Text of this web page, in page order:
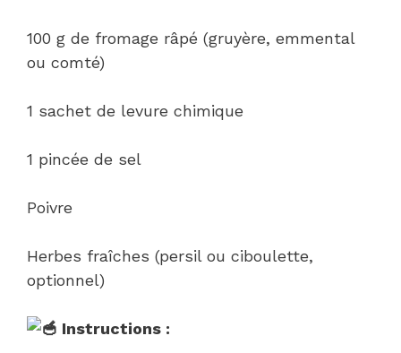
100 g de fromage râpé (gruyère, emmental
ou comté)
1 sachet de levure chimique
1 pincée de sel
Poivre
Herbes fraîches (persil ou ciboulette,
optionnel)
Instructions :